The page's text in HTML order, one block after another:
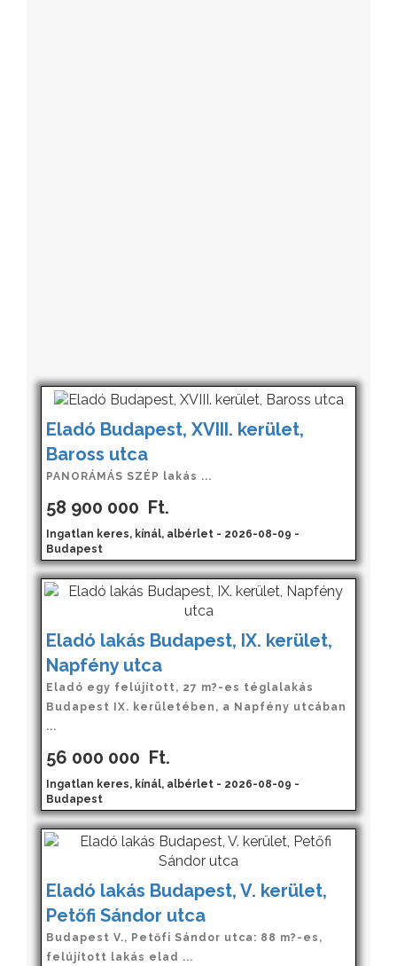
Eladó Budapest, XVIII. kerület,
Baross utca
PANORÁMÁS SZÉP lakás ...
58 900 000 Ft.
Ingatlan keres, kínál, albérlet - 2026-08-09 -
Budapest
Eladó lakás Budapest, IX. kerület,
Napfény utca
Eladó egy felújított, 27 m?-es téglalakás
Budapest IX. kerületében, a Napfény utcában
...
56 000 000 Ft.
Ingatlan keres, kínál, albérlet - 2026-08-09 -
Budapest
Eladó lakás Budapest, V. kerület,
Petőfi Sándor utca
Budapest V., Petőfi Sándor utca: 88 m?-es,
felújított lakás elad ...